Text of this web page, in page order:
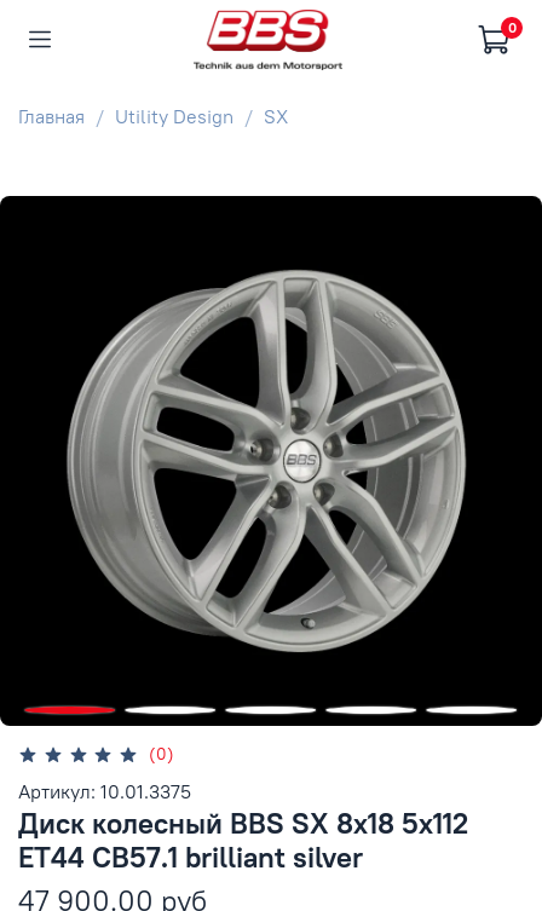
0
Главная Utility Design SX
(0)
Артикул: 10.01.3375
Диск колесный BBS SX 8x18 5x112
ET44 CB57.1 brilliant silver
47 900.00 руб